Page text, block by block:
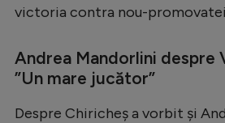
Intră în cont
Creează cont
victoria contra nou-
Andrea Mandorlini despre
”Un mare jucător”
Despre Chiricheș a vorbit și